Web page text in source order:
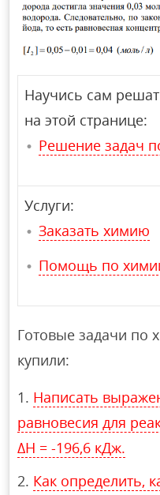
Научись сам
на этой странице:
Решение задач
Услуги:
Заказать химию
Помощь по
Готовые задачи по
купили:
Написать
равновесия для
ΔH = -196,6 кДж.
Как определить,